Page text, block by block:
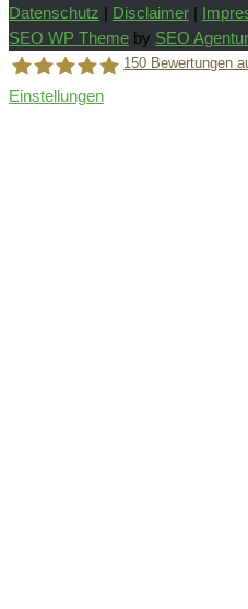
Datenschutz
Disclaimer
SEO WP Theme by SEO
150 Bewertungen
Einstellungen